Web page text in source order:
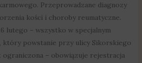
Przeprowadzane diagnozy
kości i choroby reumatyczne.
lutego – wszystko w specjalnym
który powstanie przy ulicy Sikorskiego
ograniczona – obowiązuje rejestracja